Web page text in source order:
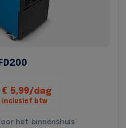
€ 5,99/dag
inclusief btw
het binnenshuis